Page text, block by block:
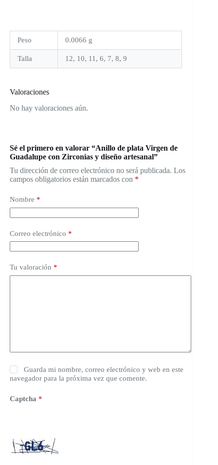
Peso 0.0066 g
Talla 12, 10, 11, 6, 7, 8, 9
Valoraciones
No hay valoraciones aún.
Sé el primero en valorar “Anillo de plata Virgen de
Guadalupe con Zirconias y diseño artesanal”
Tu dirección de correo electrónico no será publicada. Los
campos obligatorios están marcados con *
Nombre *
Correo electrónico *
Tu valoración *
Guarda mi nombre, correo electrónico y web en este
navegador para la próxima vez que comente.
Captcha *